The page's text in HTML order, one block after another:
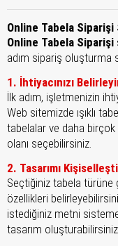
Online Tabela Siparişi
Online Tabela Siparişi
adım sipariş oluşturma
1. İhtiyacınızı
İlk adım, işletmenizin
Web sitemizde ışıklı
tabelalar ve daha birçok
olanı seçebilirsiniz.
2. Tasarımı
Seçtiğiniz tabela türüne
özellikleri
istediğiniz metni
tasarım